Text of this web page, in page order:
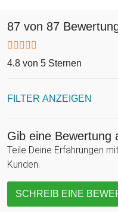
87 von 87
4.8 von 5 Sternen
FILTER ANZEIGEN
Gib eine Bewertung
Teile Deine Erfahrungen
Kunden.
SCHREIB EINE